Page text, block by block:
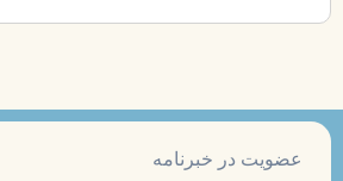
عضویت در خبرنامه